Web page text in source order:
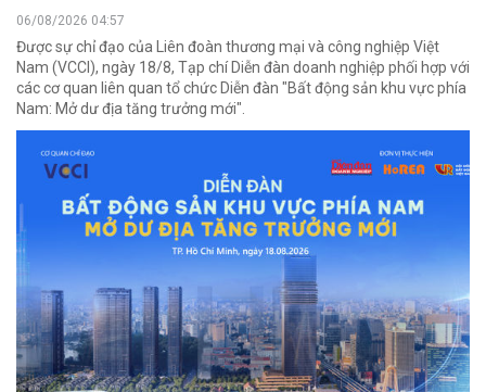
06/08/2026 04:57
Được sự chỉ đạo của Liên đoàn thương mại và công nghiệp Việt
Nam (VCCI), ngày 18/8, Tạp chí Diễn đàn doanh nghiệp phối hợp với
các cơ quan liên quan tổ chức Diễn đàn "Bất động sản khu vực phía
Nam: Mở dư địa tăng trưởng mới".